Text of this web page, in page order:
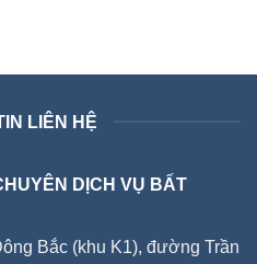
LIÊN HỆ
DỊCH VỤ BẤT
Bắc (khu K1), đường Trần